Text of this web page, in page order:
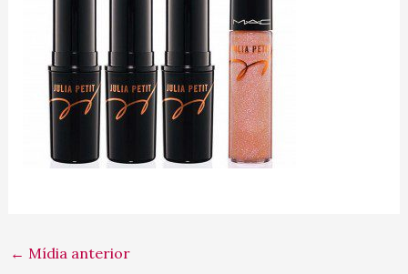
← Mídia anterior